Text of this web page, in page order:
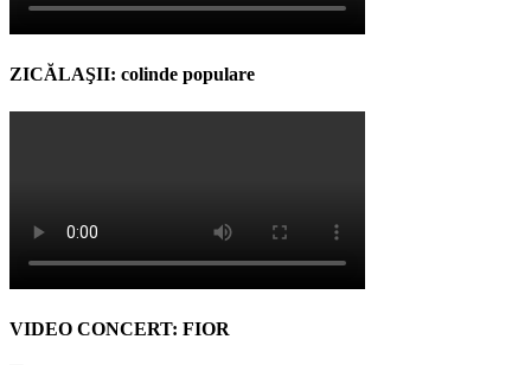
ZICĂLAŞII: colinde populare
VIDEO CONCERT: FIOR